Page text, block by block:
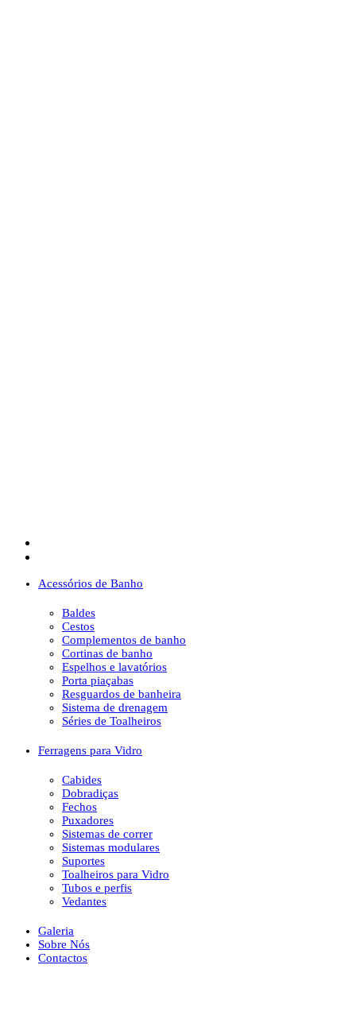
Acessórios de Banho
Baldes
Cestos
Complementos de banho
Cortinas de banho
Espelhos e lavatórios
Porta piaçabas
Resguardos de banheira
Sistema de drenagem
Séries de Toalheiros
Ferragens para Vidro
Cabides
Dobradiças
Fechos
Puxadores
Sistemas de correr
Sistemas modulares
Suportes
Toalheiros para Vidro
Tubos e perfis
Vedantes
Galeria
Sobre Nós
Contactos